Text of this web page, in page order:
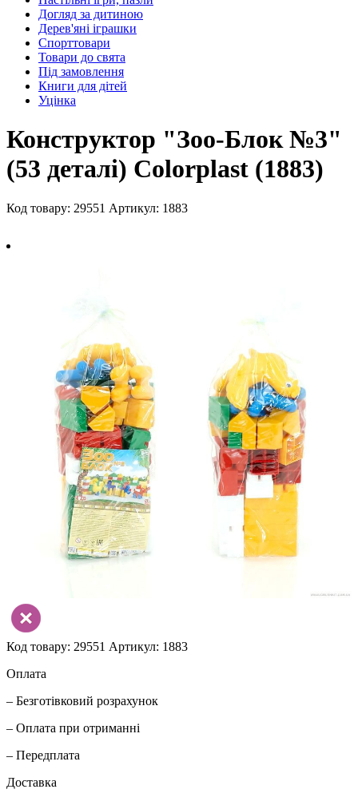
Догляд за дитиною
Дерев'яні іграшки
Спорттовари
Товари до свята
Під замовлення
Книги для дітей
Уцінка
Конструктор "Зоо-Блок №3"
(53 деталі) Colorplast (1883)
Код товару: 29551 Артикул: 1883
Код товару: 29551 Артикул: 1883
Оплата
– Безготівковий розрахунок
– Оплата при отриманні
– Передплата
Доставка